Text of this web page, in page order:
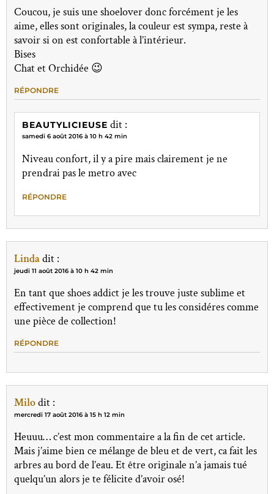
Coucou, je suis une shoelover donc forcément je les
aime, elles sont originales, la couleur est sympa, reste à
savoir si on est confortable à l’intérieur.
Bises
Chat et Orchidée 😉
RÉPONDRE
BEAUTYLICIEUSE dit :
samedi 6 août 2016 à 10 h 42 min
Niveau confort, il y a pire mais clairement je ne
prendrai pas le metro avec
RÉPONDRE
Lindadit :
jeudi 11 août 2016 à 10 h 42 min
En tant que shoes addict je les trouve juste sublime et
effectivement je comprend que tu les considéres comme
une pièce de collection!
RÉPONDRE
Milodit :
mercredi 17 août 2016 à 15 h 12 min
Heuuu… c’est mon commentaire a la fin de cet article.
Mais j’aime bien ce mélange de bleu et de vert, ca fait les
arbres au bord de l’eau. Et être originale n’a jamais tué
quelqu’un alors je te félicite d’avoir osé!